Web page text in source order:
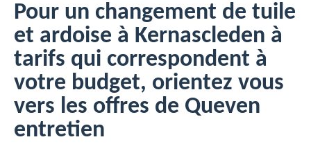
Pour un changement de tuile
et ardoise à Kernascleden à
tarifs qui correspondent à
votre budget, orientez vous
vers les offres de Queven
entretien